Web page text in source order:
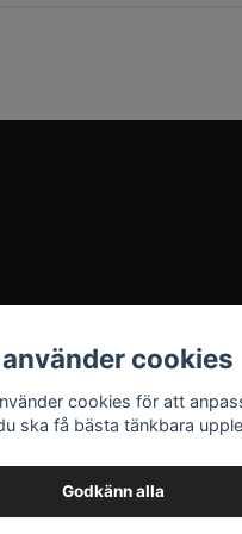
cookies
cookies för att
ska få bästa tänkbara
Godkänn alla